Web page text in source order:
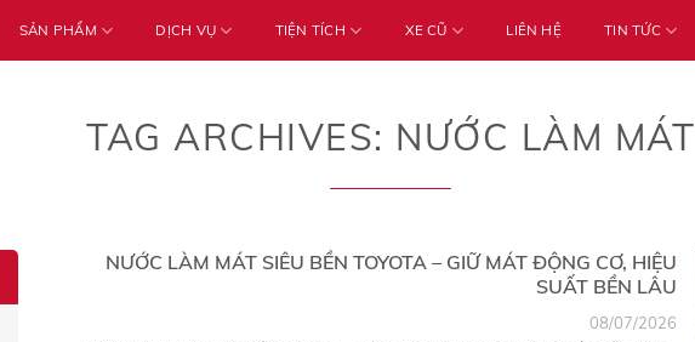
SẢN PHẨM DỊCH VỤ TIỆN TÍCH XE CŨ LIÊN HỆ TIN TỨC
TAG ARCHIVES: NƯỚC LÀM MÁT
NƯỚC LÀM MÁT SIÊU BỀN TOYOTA – GIỮ MÁT ĐỘNG CƠ, HIỆU
SUẤT BỀN LÂU
08/07/2026